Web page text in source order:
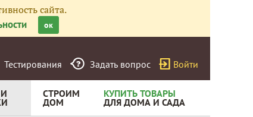
сайта.
ок
Тестирования Задать вопрос Войти
СТРОИМ
ДОМ
КУПИТЬ ТОВАРЫ
ДЛЯ ДОМА И САДА